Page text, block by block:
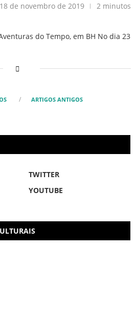
18 de novembro de 2019
2 minutos
do Tempo, em BH No dia 23
ARTIGOS ANTIGOS
TWITTER
YOUTUBE